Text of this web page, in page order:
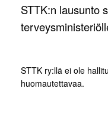
STTK:n lausunto
STTK ry:llä ei ole
huomautettavaa.